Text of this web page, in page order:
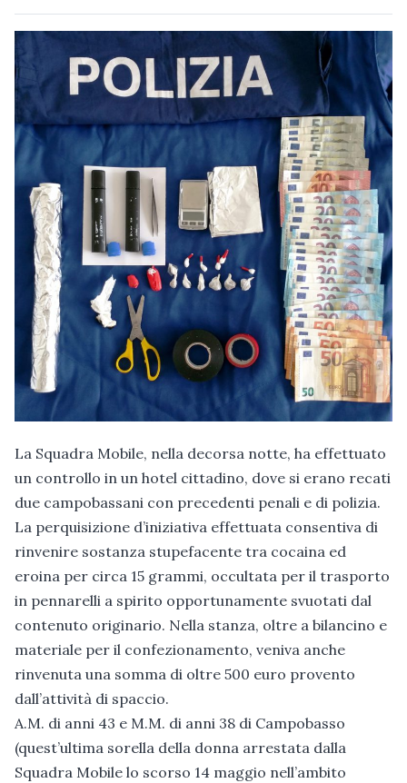
La Squadra Mobile, nella decorsa notte, ha effettuato
un controllo in un hotel cittadino, dove si erano recati
due campobassani con precedenti penali e di polizia.
La perquisizione d’iniziativa effettuata consentiva di
rinvenire sostanza stupefacente tra cocaina ed
eroina per circa 15 grammi, occultata per il trasporto
in pennarelli a spirito opportunamente svuotati dal
contenuto originario. Nella stanza, oltre a bilancino e
materiale per il confezionamento, veniva anche
rinvenuta una somma di oltre 500 euro provento
dall’attività di spaccio.
A.M. di anni 43 e M.M. di anni 38 di Campobasso
(quest’ultima sorella della donna arrestata dalla
Squadra Mobile lo scorso 14 maggio nell’ambito